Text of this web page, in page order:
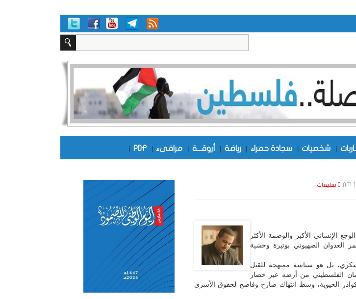
| شخصيات | سجادة حمراء | رياضة | أروقـــة | مرافىء |
PDF
|
0 تعليقات
الإنساني الأكبر والوصمة الأكثر
العدوان الصهيوني بوتيرة وحشية
بل هو سياسة ممنهجة للقتل
الفلسطيني من أرضه عبر حصار
الحيوية، وسط انتهاك صارخ وفاضح لحقوق الأسرى